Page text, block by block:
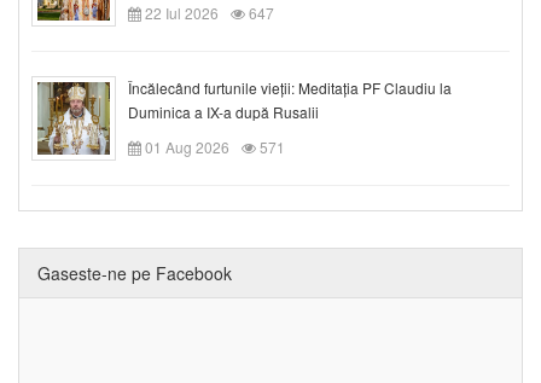
22 Iul 2026
647
Încălecând furtunile vieții: Meditația PF Claudiu la
Duminica a IX-a după Rusalii
01 Aug 2026
571
Gaseste-ne pe Facebook